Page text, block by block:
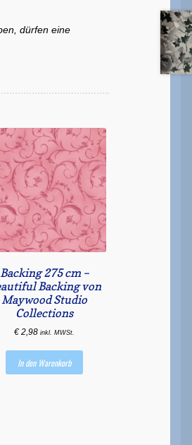
dürfen eine
Backing 275 cm –
Backing von
Maywood Studio
Collections
€ 2,98 inkl. MWSt.
In den Warenkorb